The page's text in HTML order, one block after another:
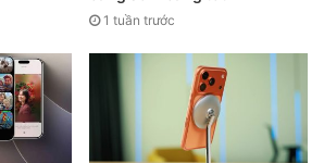
sử dụng cổng từ tính trong tương lai
sạc không dây MagSafe ở phía sau
đang thúc đẩy một ý tưởng về thế
thiết bị hoàn toàn không dây, dựa
chiếc tai nghe có dây khỏi hộp
1 tuần trước